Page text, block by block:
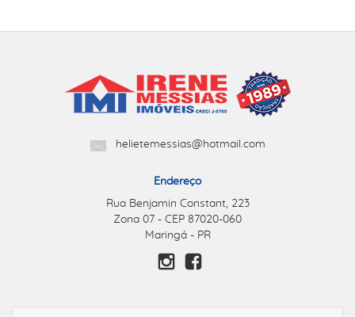
helietemessias@hotmail.com
Endereço
Rua Benjamin Constant, 223
Zona 07 - CEP 87020-060
Maringá - PR